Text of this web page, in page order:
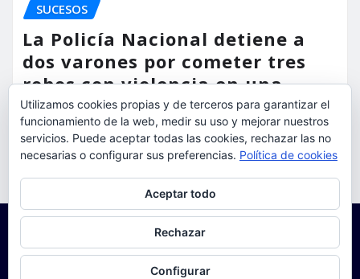
SUCESOS
La Policía Nacional detiene a
dos varones por cometer tres
robos con violencia en una
misma mañana
torrent al dia Ago 7, 2026
Utilizamos cookies propias y de terceros para garantizar el
funcionamiento de la web, medir su uso y mejorar nuestros
servicios. Puede aceptar todas las cookies, rechazar las no
necesarias o configurar sus preferencias. Política de cookies
Aceptar todo
Rechazar
Configurar
Para obtener más información, incluido cómo gestionar las cookies,